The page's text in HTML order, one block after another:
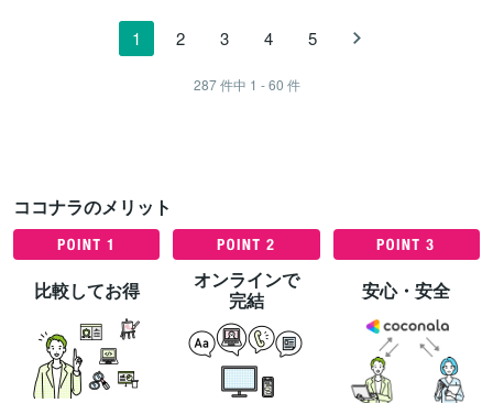
1 2 3 4 5
287 件中 1 - 60 件
ココナラのメリット
比較してお得
オンラインで
完結
安心・安全